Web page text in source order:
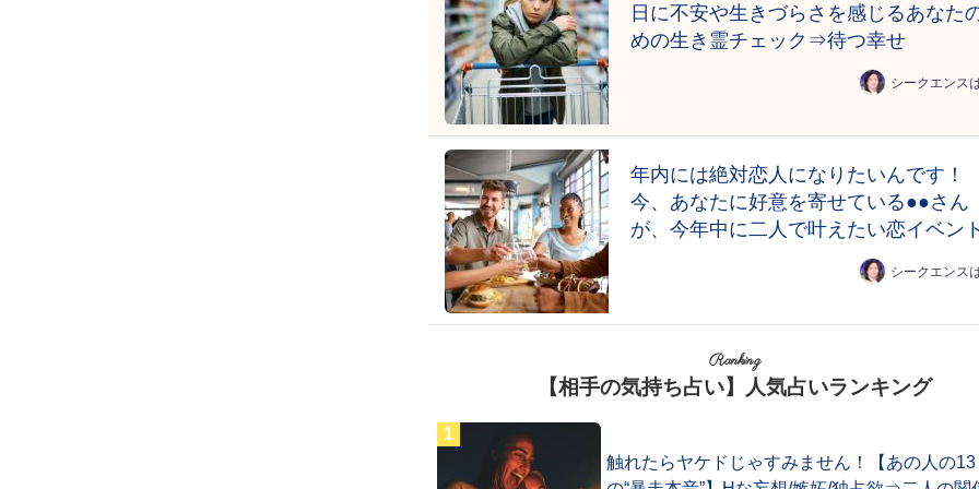
日に不安や生きづらさを感じるあなた
めの生き霊チェック⇒待つ幸せ
シークエンス
年内には絶対恋人になりたいんです！
今、あなたに好意を寄せている●●さん
が、今年中に二人で叶えたい恋イベント
シークエンス
Ranking
【相手の気持ち占い】人気占いランキング
触れたらヤケドじゃすみません！【あの人の13